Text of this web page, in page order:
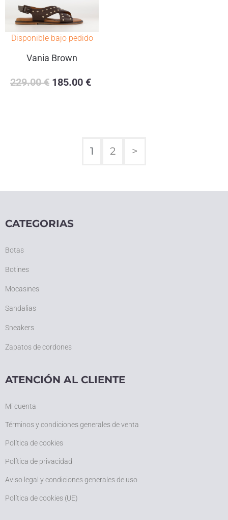
Disponible bajo pedido
Vania Brown
229.00€ 185.00 €
1 2 >
CATEGORIAS
Botas
Botines
Mocasines
Sandalias
Sneakers
Zapatos de cordones
ATENCIÓN AL CLIENTE
Mi cuenta
Términos y condiciones generales de venta
Política de cookies
Política de privacidad
Aviso legal y condiciones generales de uso
Política de cookies (UE)